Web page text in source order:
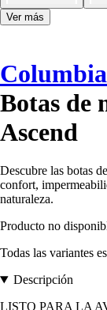
Ver más
Columbia
Botas de
Ascend
Descubre las botas
confort,
naturaleza.
Producto no
Todas las variantes
Descripción
LISTO PARA LA